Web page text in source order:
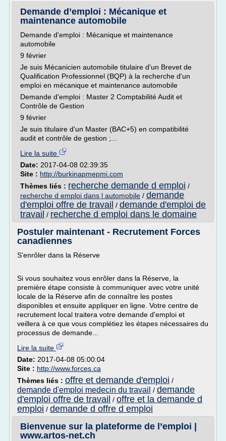
Demande d’emploi : Mécanique et
maintenance automobile
Demande d'emploi : Mécanique et maintenance
automobile
9 février
Je suis Mécanicien automobile titulaire d'un Brevet de
Qualification Professionnel (BQP) à la recherche d'un
emploi en mécanique et maintenance automobile
Demande d'emploi : Master 2 Comptabilité Audit et
Contrôle de Gestion
9 février
Je suis titulaire d'un Master (BAC+5) en compatibilité
audit et contrôle de gestion ;...
Lire la suite
Date: 2017-04-08 02:39:35
Site : http://burkinapmepmi.com
Thèmes liés : recherche demande d emploi /
recherche d emploi dans l automobile / demande
d'emploi offre de travail / demande d'emploi de
travail / recherche d emploi dans le domaine
Postuler maintenant - Recrutement Forces
canadiennes
S'enrôler dans la Réserve
Si vous souhaitez vous enrôler dans la Réserve, la
première étape consiste à communiquer avec votre unité
locale de la Réserve afin de connaître les postes
disponibles et ensuite appliquer en ligne. Votre centre de
recrutement local traitera votre demande d'emploi et
veillera à ce que vous complétiez les étapes nécessaires du
processus de demande...
Lire la suite
Date: 2017-04-08 05:00:04
Site : http://www.forces.ca
Thèmes liés : offre et demande d'emploi /
demande d'emploi medecin du travail / demande
d'emploi offre de travail / offre et la demande d
emploi / demande d offre d emploi
Bienvenue sur la plateforme de l’emploi |
www.artos-net.ch